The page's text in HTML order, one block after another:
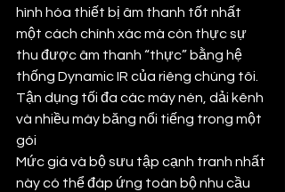
hình hóa thiết bị âm thanh tốt nhất
một cách chính xác mà còn thực sự
thu được âm thanh “thực” bằng hệ
thống Dynamic IR của riêng chúng tôi.
Tận dụng tối đa các máy nén, dải kênh
và nhiều máy băng nổi tiếng trong một
gói
Mức giá và bộ sưu tập cạnh tranh nhất
này có thể đáp ứng toàn bộ nhu cầu